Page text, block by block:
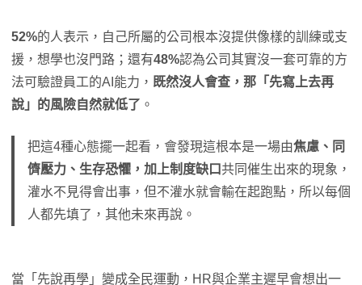
52%的人表示，自己所屬的公司根本沒提供像樣的訓練或支
援，想學也沒門路；還有48%認為公司其實沒一套可靠的方
法可驗證員工的AI能力， 既然沒人會查，那「先寫上去再
說」的風險自然就低了 。
把這4種心態擺一起看，會發現這根本是一場由焦慮、同
儕壓力、生存恐懼，加上制度缺口共同催生出來的現象，
灌水不見得會出事，但不灌水就會輸在起跑點，所以每個
人都先填了，其他未來再說。
當「先說再學」變成全民運動，HR與企業主遲早會想出一